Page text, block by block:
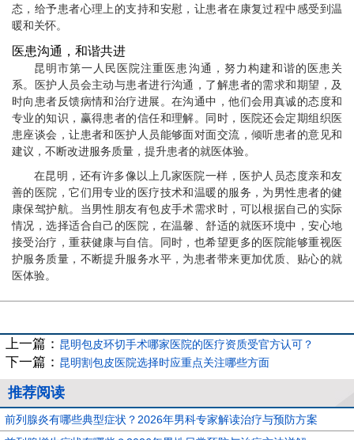
态，给予患者心理上的支持和安慰，让患者在康复过程中感受到温
暖和关怀。
医患沟通，和谐共进
昆明市第一人民医院注重医患沟通，努力构建和谐的医患关
系。医护人员会主动与患者进行沟通，了解患者的需求和期望，及
时向患者反馈病情和治疗进展。在沟通中，他们会用真诚的态度和
专业的知识，赢得患者的信任和理解。同时，医院还会定期组织医
患座谈会，让患者和医护人员能够面对面交流，倾听患者的意见和
建议，不断改进服务质量，提升患者的就医体验。
在昆明，还有许多像以上几家医院一样，医护人员态度亲和友
善的医院，它们用专业的医疗技术和温暖的服务，为男性患者的健
康保驾护航。当男性朋友有包皮手术需求时，可以根据自己的实际
情况，选择适合自己的医院，在温馨、舒适的就医环境中，安心地
接受治疗，重获健康与自信。同时，也希望更多的医院能够重视医
护服务质量，不断提升服务水平，为患者带来更加优质、贴心的就
医体验。
上一篇： 昆明包皮环切手术哪家医院的医疗资质受官方认可？
下一篇： 昆明割包皮医院选择时应重点关注哪些方面
推荐阅读
前列腺炎有哪些典型症状？2026年男科专家解读治疗与预防方案